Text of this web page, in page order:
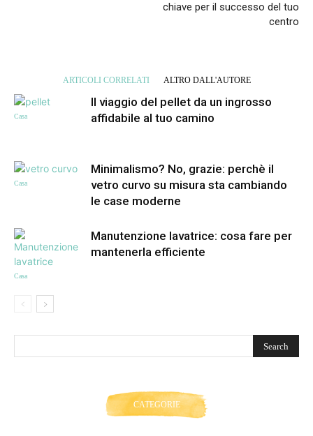
chiave per il successo del tuo
centro
ARTICOLI CORRELATI ALTRO DALL'AUTORE
Casa
Il viaggio del pellet da un ingrosso
affidabile al tuo camino
Casa
Minimalismo? No, grazie: perchè il
vetro curvo su misura sta cambiando
le case moderne
Casa
Manutenzione lavatrice: cosa fare per
mantenerla efficiente
CATEGORIE